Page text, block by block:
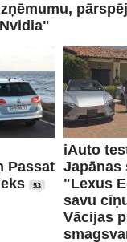
Passat
53
iAuto
Japānas
"Lexus
savu
Vācijas